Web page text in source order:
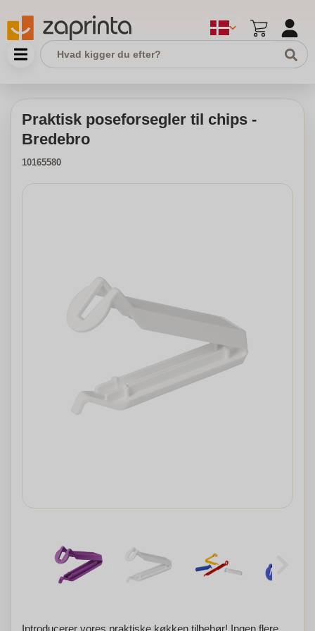
Praktisk poseforsegler til chips -
Bredebro
10165580
Introducerer vores praktiske køkken tilbehør! Ingen flere